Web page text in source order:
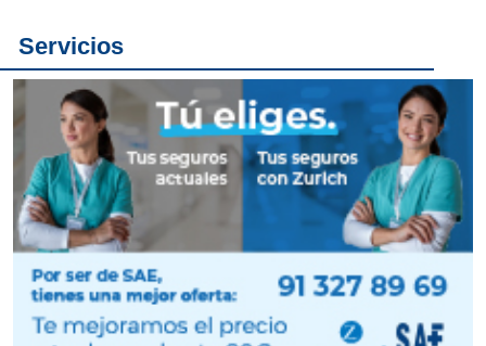
Servicios